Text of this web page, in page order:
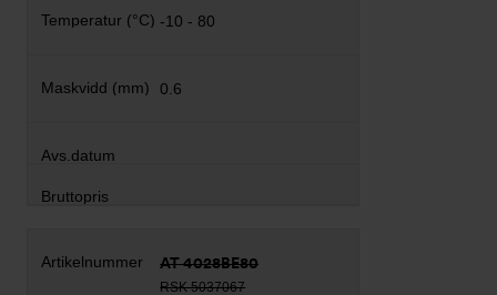
-10 - 80
0.6
AT 4028BE80
RSK 5037067